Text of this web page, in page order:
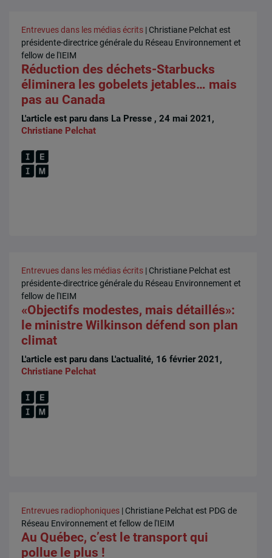
Entrevues dans les médias écrits | Christiane Pelchat est
présidente-directrice générale du Réseau Environnement et
fellow de l'IEIM
Réduction des déchets-Starbucks
éliminera les gobelets jetables… mais
pas au Canada
L'article est paru dans La Presse , 24 mai 2021,
Christiane Pelchat
Entrevues dans les médias écrits | Christiane Pelchat est
présidente-directrice générale du Réseau Environnement et
fellow de l'IEIM
«Objectifs modestes, mais détaillés»:
le ministre Wilkinson défend son plan
climat
L'article est paru dans L'actualité, 16 février 2021,
Christiane Pelchat
Entrevues radiophoniques | Christiane Pelchat est PDG de
Réseau Environnement et fellow de l'IEIM
Au Québec, c’est le transport qui
pollue le plus !